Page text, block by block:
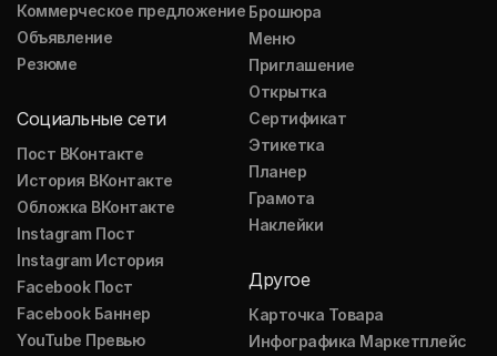
Коммерческое предложение
Объявление
Резюме
Социальные сети
Пост ВКонтакте
История ВКонтакте
Обложка ВКонтакте
Instagram Пост
Instagram История
Facebook Пост
Facebook Баннер
YouTube Превью
Брошюра
Меню
Приглашение
Открытка
Сертификат
Этикетка
Планер
Грамота
Наклейки
Другое
Карточка Товара
Инфографика Маркетплейс